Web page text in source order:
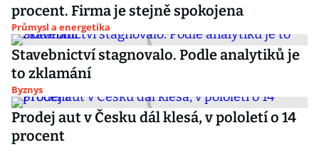
procent. Firma je stejně spokojena
Průmysl a energetika
Stavebnictví stagnovalo. Podle analytiků je
to zklamání
Byznys
Prodej aut v Česku dál klesá, v pololetí o 14
procent